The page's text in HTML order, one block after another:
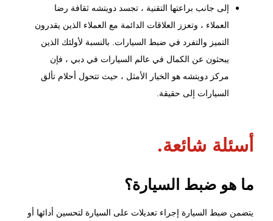
إلى جانب براعتها التقنية ، تجسد دويتشه ثقافة رضا
العملاء ، وتعزز العلاقات الدائمة مع العملاء الذين يقدرون
التميز والتفرد في ضبط السيارات. بالنسبة لأولئك الذين
يبحثون عن الكمال في عالم السيارات في دبي ، فإن
مركز دويتشه هو الخيار الأمثل ، حيث تتحول أحلام تألق
السيارات إلى حقيقة.
أسئلة شائعة.
ما هو ضبط السيارة؟
يتضمن ضبط السيارة إجراء تعديلات على السيارة لتحسين أدائها أو